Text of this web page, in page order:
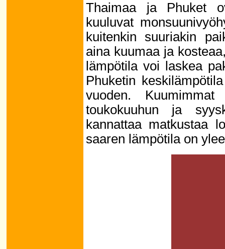
Thaimaa ja Phuket
kuuluvat
kuitenkin suuriakin
aina kuumaa ja
lämpötila voi laskea
Phuketin
vuoden.
toukokuuhun ja
kannattaa matkustaa
saaren lämpötila on